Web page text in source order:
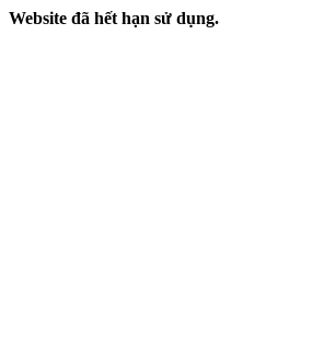
Website đã hết hạn sử dụng.